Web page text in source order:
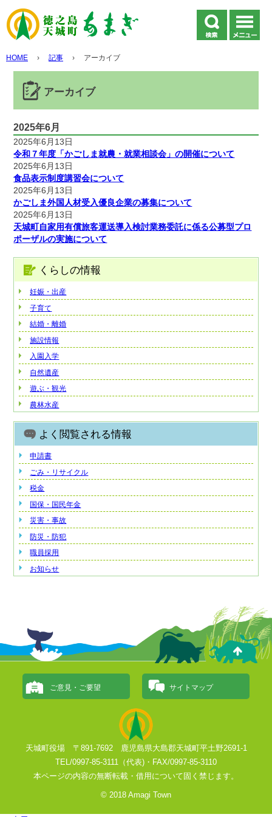
HOME › 記事 › アーカイブ
アーカイブ
2025年6月
2025年6月13日
令和７年度「かごしま就農・就業相談会」の開催について
2025年6月13日
食品表示制度講習会について
2025年6月13日
かごしま外国人材受入優良企業の募集について
2025年6月13日
天城町自家用有償旅客運送導入検討業務委託に係る公募型プロ
ポーザルの実施について
くらしの情報
妊娠・出産
子育て
結婚・離婚
施設情報
入園入学
自然遺産
遊ぶ・観光
農林水産
よく閲覧される情報
申請書
ごみ・リサイクル
税金
国保・国民年金
災害・事故
防災・防犯
職員採用
お知らせ
ご意見・ご要望 サイトマップ
天城町役場 〒891-7692 鹿児島県大島郡天城町平土野2691-1
TEL/0997-85-3111（代表)・FAX/0997-85-3110
本ページの内容の無断転載・借用について固く禁じます。
© 2018 Amagi Town